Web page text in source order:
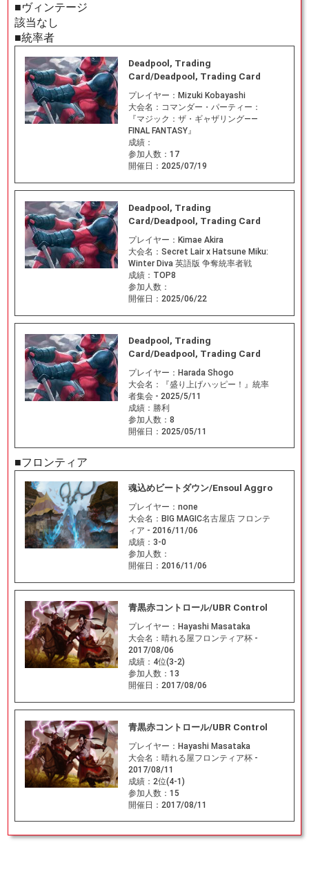
■ヴィンテージ
該当なし
■統率者
Deadpool, Trading
Card/Deadpool, Trading Card
プレイヤー： Mizuki Kobayashi
大会名： コマンダー・パーティー：
『マジック：ザ・ギャザリング——
FINAL FANTASY』
成績：
参加人数： 17
開催日： 2025/07/19
Deadpool, Trading
Card/Deadpool, Trading Card
プレイヤー： Kimae Akira
大会名： Secret Lair x Hatsune Miku:
Winter Diva 英語版 争奪統率者戦
成績： TOP8
参加人数：
開催日： 2025/06/22
Deadpool, Trading
Card/Deadpool, Trading Card
プレイヤー： Harada Shogo
大会名：
『盛り上げハッピー！』統率
者集会 - 2025/5/11
成績： 勝利
参加人数： 8
開催日： 2025/05/11
■フロンティア
魂込めビートダウン/Ensoul Aggro
プレイヤー： none
大会名： BIG MAGIC名古屋店 フロンテ
ィア - 2016/11/06
成績： 3-0
参加人数：
開催日： 2016/11/06
青黒赤コントロール/UBR Control
プレイヤー： Hayashi Masataka
大会名： 晴れる屋フロンティア杯 -
2017/08/06
成績： 4位(3-2)
参加人数： 13
開催日： 2017/08/06
青黒赤コントロール/UBR Control
プレイヤー： Hayashi Masataka
大会名： 晴れる屋フロンティア杯 -
2017/08/11
成績： 2位(4-1)
参加人数： 15
開催日： 2017/08/11